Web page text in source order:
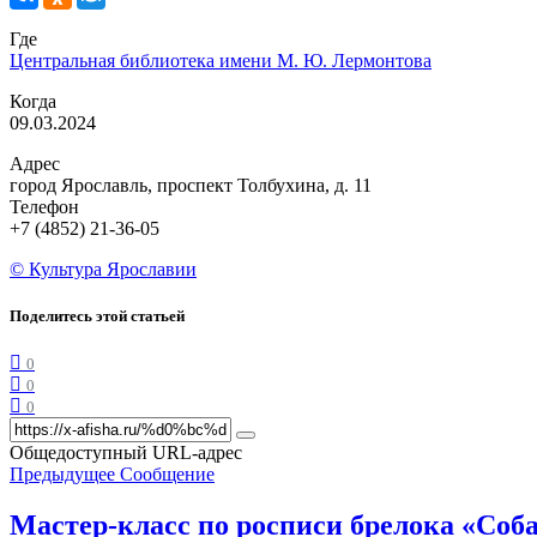
Где
Центральная библиотека имени М. Ю. Лермонтова
Когда
09.03.2024
Адрес
город Ярославль, проспект Толбухина, д. 11
Телефон
+7 (4852) 21-36-05
© Культура Ярославии
Поделитесь этой статьей
0
0
0
Общедоступный URL-адрес
Предыдущее Сообщение
Мастер-класс по росписи брелока